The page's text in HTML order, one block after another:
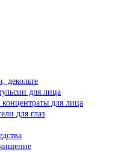
декольте
для лица
для лица
для глаз